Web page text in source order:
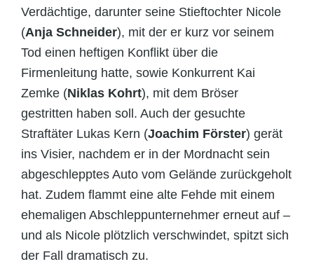
Verdächtige, darunter seine Stieftochter Nicole
(Anja Schneider), mit der er kurz vor seinem
Tod einen heftigen Konflikt über die
Firmenleitung hatte, sowie Konkurrent Kai
Zemke (Niklas Kohrt), mit dem Bröser
gestritten haben soll. Auch der gesuchte
Straftäter Lukas Kern (Joachim Förster) gerät
ins Visier, nachdem er in der Mordnacht sein
abgeschlepptes Auto vom Gelände zurückgeholt
hat. Zudem flammt eine alte Fehde mit einem
ehemaligen Abschleppunternehmer erneut auf –
und als Nicole plötzlich verschwindet, spitzt sich
der Fall dramatisch zu.